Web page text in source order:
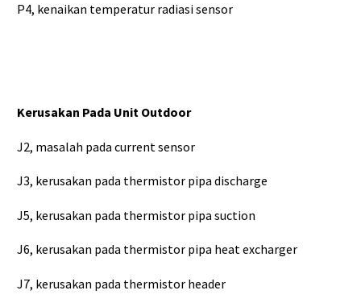
P4, kenaikan temperatur radiasi sensor
Kerusakan Pada Unit Outdoor
J2, masalah pada current sensor
J3, kerusakan pada thermistor pipa discharge
J5, kerusakan pada thermistor pipa suction
J6, kerusakan pada thermistor pipa heat excharger
J7, kerusakan pada thermistor header